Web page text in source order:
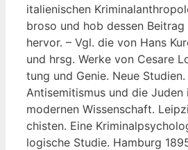
ita­lie­ni­schen
bro­so und hob des­sen
her­vor. – Vgl. die von Hans
und hrsg. Wer­ke von Cesa­re
tung und Genie. Neue
Anti­se­mi­tis­mus und die
moder­nen Wis­sen­schaft.
chis­ten. Eine
lo­gi­sche Stu­die. Ham­burg